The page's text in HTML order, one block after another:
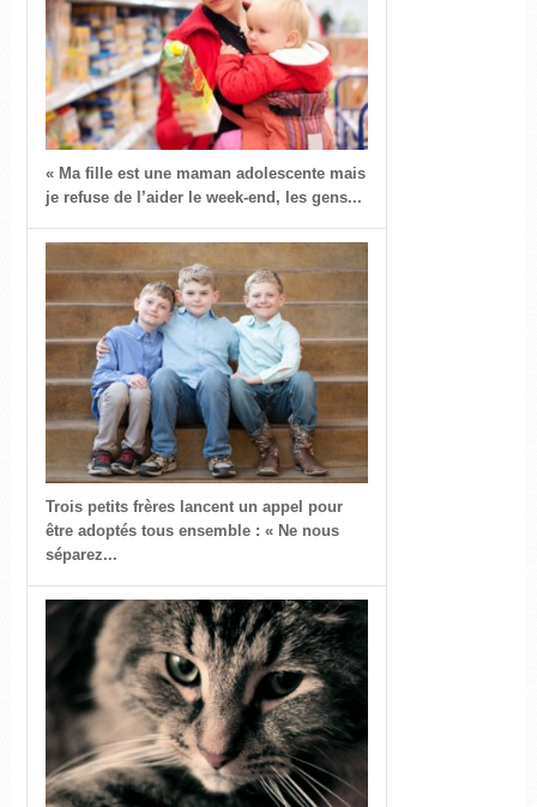
« Ma fille est une maman adolescente mais
je refuse de l’aider le week-end, les gens...
Trois petits frères lancent un appel pour
être adoptés tous ensemble : « Ne nous
séparez...